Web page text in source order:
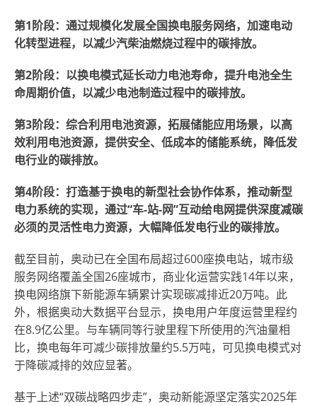
第1阶段：通过规模化发展全国换电服务网络，加速电动
化转型进程，以减少汽柴油燃烧过程中的碳排放。
第2阶段：以换电模式延长动力电池寿命，提升电池全生
命周期价值，以减少电池制造过程中的碳排放。
第3阶段：综合利用电池资源，拓展储能应用场景，以高
效利用电池资源，提供安全、低成本的储能系统，降低发
电行业的碳排放。
第4阶段：打造基于换电的新型社会协作体系，推动新型
电力系统的实现，通过“车-站-网”互动给电网提供深度减碳
必须的灵活性电力资源，大幅降低发电行业的碳排放。
截至目前，奥动已在全国布局超过600座换电站，城市级
服务网络覆盖全国26座城市，商业化运营实践14年以来，
换电网络旗下新能源车辆累计实现碳减排近20万吨。此
外，根据奥动大数据平台显示，换电用户年度运营里程约
在8.9亿公里。与车辆同等行驶里程下所使用的汽油量相
比，换电每年可减少碳排放量约5.5万吨，可见换电模式对
于降碳减排的效应显著。
基于上述“双碳战略四步走”，奥动新能源坚定落实2025年